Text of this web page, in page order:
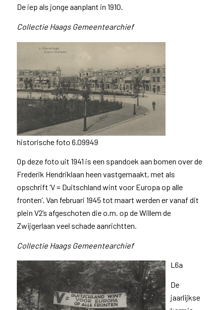
De iep als jonge aanplant in 1910.
Collectie Haags Gemeentearchief
historische foto 6.09949
Op deze foto uit 1941 is een spandoek aan bomen over de
Frederik Hendriklaan heen vastgemaakt, met als
opschrift ‘V = Duitschland wint voor Europa op alle
fronten’. Van februari 1945 tot maart werden er vanaf dit
plein V2’s afgeschoten die o.m. op de Willem de
Zwijgerlaan veel schade aanrichtten.
Collectie Haags Gemeentearchief
L6a
De
jaarlijkse